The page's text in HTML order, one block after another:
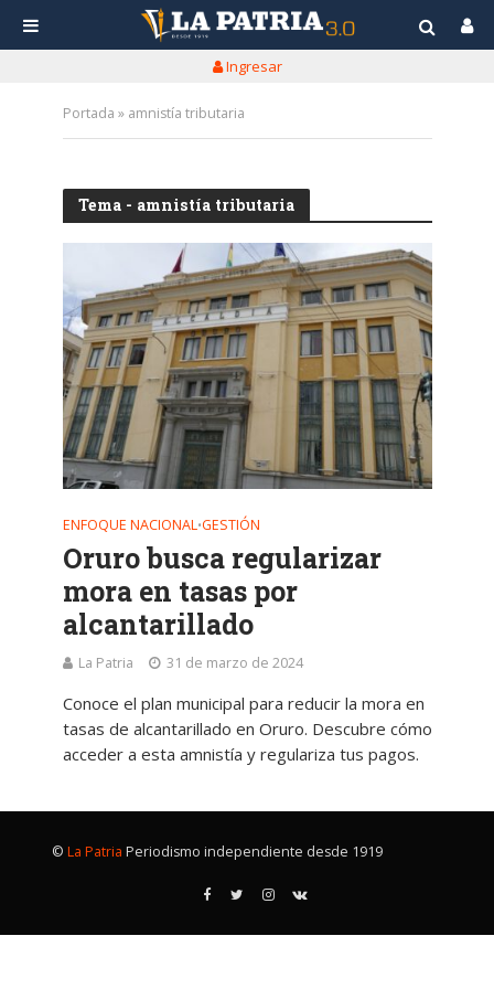
Ingresar
Portada » amnistía tributaria
Tema - amnistía tributaria
ENFOQUE NACIONAL•GESTIÓN
Oruro busca regularizar
mora en tasas por
alcantarillado
La Patria 31 de marzo de 2024
Conoce el plan municipal para reducir la mora en
tasas de alcantarillado en Oruro. Descubre cómo
acceder a esta amnistía y regulariza tus pagos.
© La Patria Periodismo independiente desde 1919